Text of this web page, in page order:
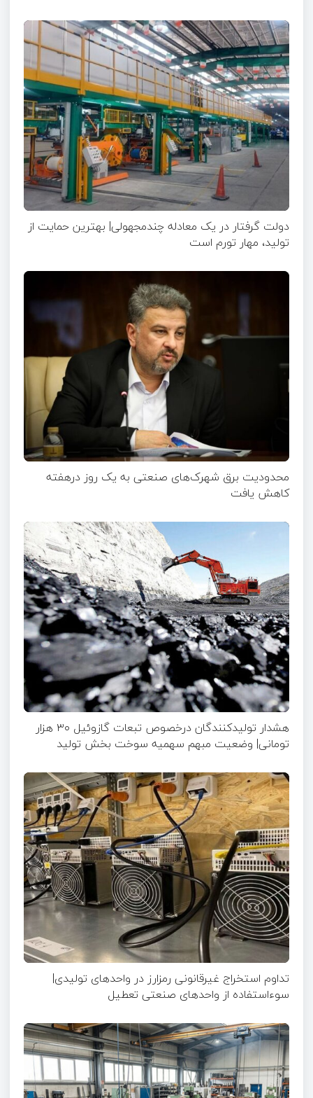
دولت گرفتار در یک معادله چندمجهولی| بهترین حمایت از
تولید، مهار تورم است
محدودیت برق شهرک‌های صنعتی به یک روز درهفته
کاهش یافت
هشدار تولیدکنندگان درخصوص تبعات گازوئیل ۳۰ هزار
تومانی| وضعیت مبهم سهمیه سوخت بخش تولید
تداوم استخراج غیرقانونی رمزارز در واحدهای تولیدی|
سوءاستفاده از واحدهای صنعتی تعطیل